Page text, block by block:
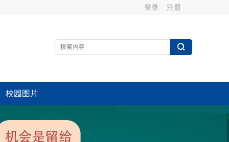
登录 注册
校园图片